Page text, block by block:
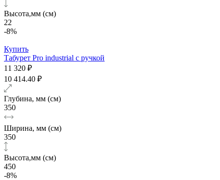
Высота,мм (см)
22
-8%
Купить
Табурет Pro industrial с ручкой
11 320 ₽
10 414.40 ₽
Глубина, мм (см)
350
Ширина, мм (см)
350
Высота,мм (см)
450
-8%